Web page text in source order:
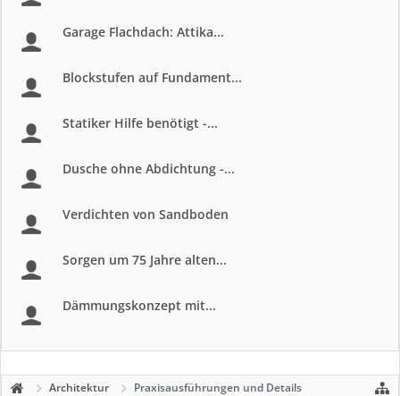
Garage Flachdach: Attika...
Blockstufen auf Fundament...
Statiker Hilfe benötigt -...
Dusche ohne Abdichtung -...
Verdichten von Sandboden
Sorgen um 75 Jahre alten...
Dämmungskonzept mit...
Architektur Praxisausführungen und Details